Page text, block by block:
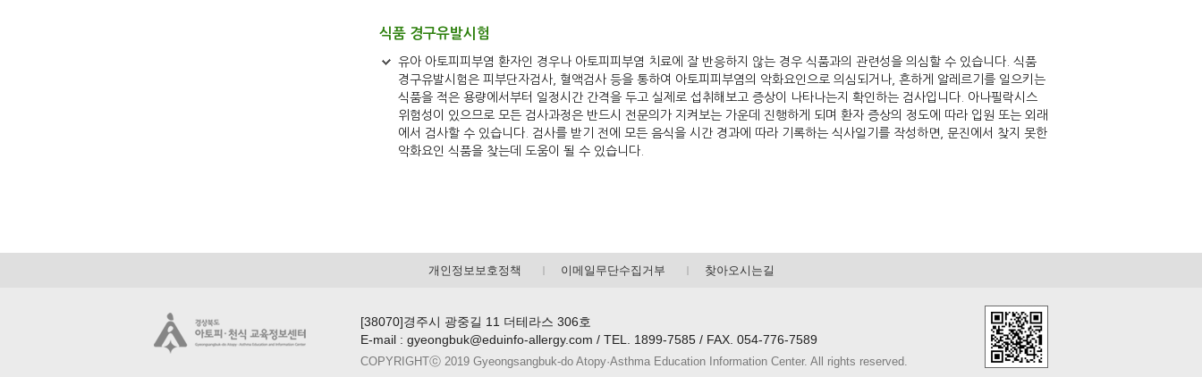
식품 경구유발시험
유아 아토피피부염 환자인 경우나 아토피피부염 치료에 잘 반응하지 않는 경우 식품과의 관련성을 의심할 수 있습니다. 식품
경구유발시험은 피부단자검사, 혈액검사 등을 통하여 아토피피부염의 악화요인으로 의심되거나, 흔하게 알레르기를 일으키는
식품을 적은 용량에서부터 일정시간 간격을 두고 실제로 섭취해보고 증상이 나타나는지 확인하는 검사입니다. 아나필락시스
위험성이 있으므로 모든 검사과정은 반드시 전문의가 지켜보는 가운데 진행하게 되며 환자 증상의 정도에 따라 입원 또는 외래
에서 검사할 수 있습니다. 검사를 받기 전에 모든 음식을 시간 경과에 따라 기록하는 식사일기를 작성하면, 문진에서 찾지 못한
악화요인 식품을 찾는데 도움이 될 수 있습니다.
개인정보보호정책 이메일무단수집거부 찾아오시는길
[38070]경주시 광중길 11 더테라스 306호
E-mail : gyeongbuk@eduinfo-allergy.com / TEL. 1899-7585 / FAX. 054-776-7589
COPYRIGHTⓒ 2019 Gyeongsangbuk-do Atopy·Asthma Education Information Center. All rights reserved.